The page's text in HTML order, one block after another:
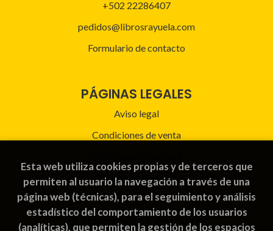
+502 22286407
pedidos@librosrayuela.com
Formulario de contacto
PÁGINAS LEGALES
Aviso legal
Condiciones de venta
Política de Cookies
ATENCIÓN AL CLIENTE
Esta web utiliza cookies propias y de terceros que
permiten al usuario la navegación a través de una
página web (técnicas), para el seguimiento y análisis
estadístico del comportamiento de los usuarios
(analíticas), que permiten la gestión de los espacios